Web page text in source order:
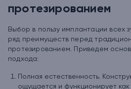
протезированием
Выбор в пользу имплантации всех
ряд преимуществ перед
протезированием. Приведем
подхода:
Полная естественность.
ощущается и функционирует как